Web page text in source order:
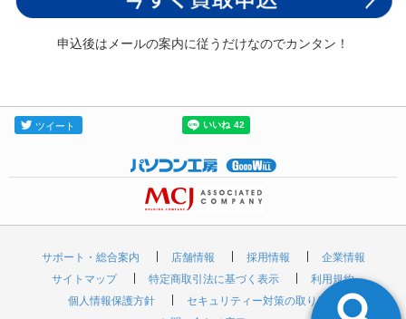
申込後はメールの案内に従うだけなのでカンタン！
サポート・総合案内 店舗情報 採用情報
企業情報
サイトマップ
特定商取引法に基づく表示
利用規約
個人情報保護方針
セキュリティー対策の取り組み